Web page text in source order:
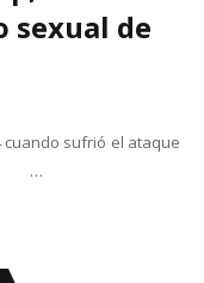
sexual de
cuando sufrió el ataque
…